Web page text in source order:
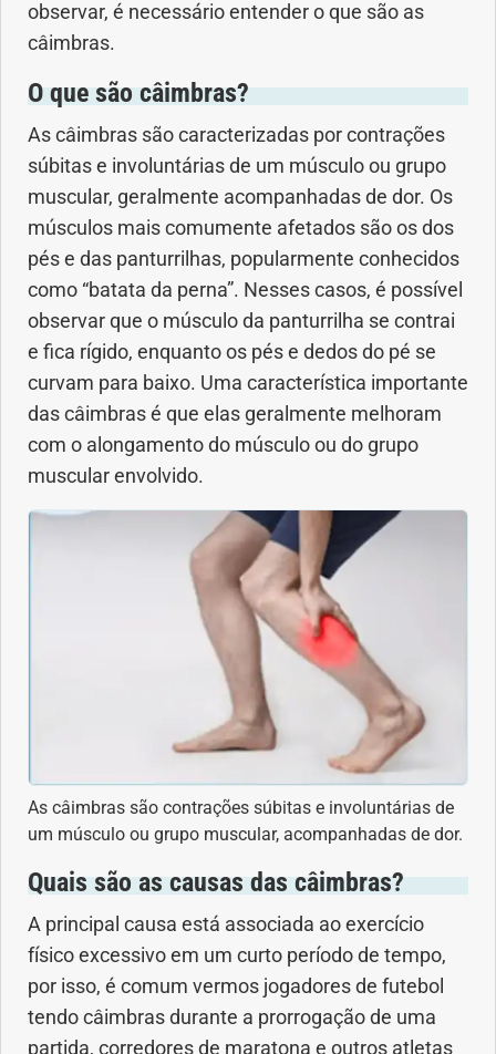
Atividade física
Câncer
Cirurgia Plástica
Coronavírus
Dieta e nutrição
Emagrecimento
Geral
Gravidez
Imunidade
Medicia Alternativa
observar, é necessário entender o que são as
câimbras.
O que são câimbras?
As câimbras são caracterizadas por contrações
súbitas e involuntárias de um músculo ou grupo
muscular, geralmente acompanhadas de dor. Os
músculos mais comumente afetados são os dos
pés e das panturrilhas, popularmente conhecidos
como “batata da perna”. Nesses casos, é possível
observar que o músculo da panturrilha se contrai
e fica rígido, enquanto os pés e dedos do pé se
curvam para baixo. Uma característica importante
das câimbras é que elas geralmente melhoram
com o alongamento do músculo ou do grupo
muscular envolvido.
As câimbras são contrações súbitas e involuntárias de
um músculo ou grupo muscular, acompanhadas de dor.
Quais são as causas das câimbras?
A principal causa está associada ao exercício
físico excessivo em um curto período de tempo,
por isso, é comum vermos jogadores de futebol
tendo câimbras durante a prorrogação de uma
partida, corredores de maratona e outros atletas